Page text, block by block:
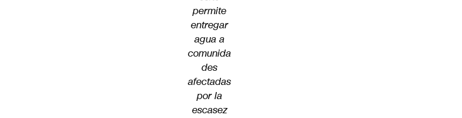
permite
entregar
agua a
comunida
des
afectadas
por la
escasez